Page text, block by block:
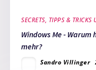
SECRETS, TIPPS &
Windows Me - Warum
mehr?
Sandro Villinger